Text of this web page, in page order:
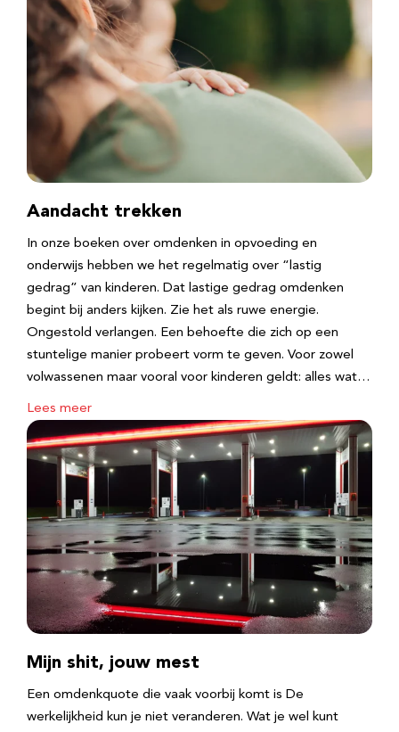
Aandacht trekken
In onze boeken over omdenken in opvoeding en
onderwijs hebben we het regelmatig over “lastig
gedrag” van kinderen. Dat lastige gedrag omdenken
begint bij anders kijken. Zie het als ruwe energie.
Ongestold verlangen. Een behoefte die zich op een
stuntelige manier probeert vorm te geven. Voor zowel
volwassenen maar vooral voor kinderen geldt: alles wat…
Lees meer
Mijn shit, jouw mest
Een omdenkquote die vaak voorbij komt is De
werkelijkheid kun je niet veranderen. Wat je wel kunt